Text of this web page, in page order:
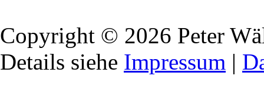
Copyright © 2026 Peter
Details siehe Impressum |